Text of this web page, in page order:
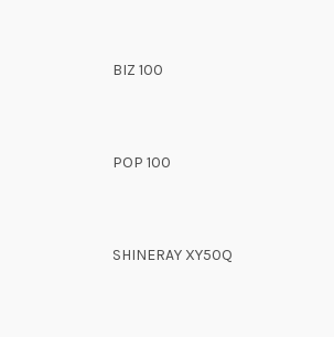
BIZ 100
POP 100
SHINERAY XY50Q